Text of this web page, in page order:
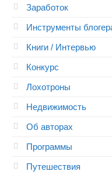
Заработок
Инструменты
Книги / Интервью
Конкурс
Лохотроны
Недвижимость
Об авторах
Программы
Путешествия